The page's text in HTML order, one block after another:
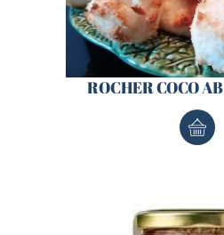
ROCHER COCO AB